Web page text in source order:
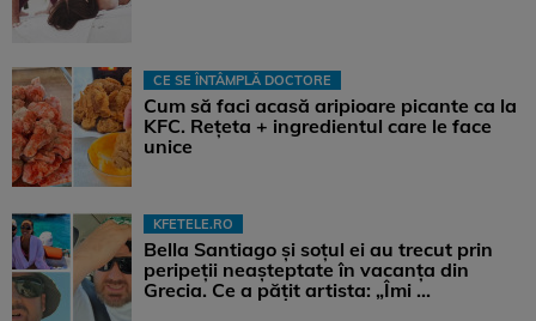
CE SE ÎNTÂMPLĂ DOCTORE
Cum să faci acasă aripioare picante ca la
KFC. Rețeta + ingredientul care le face
unice
KFETELE.RO
Bella Santiago și soțul ei au trecut prin
peripeții neașteptate în vacanța din
Grecia. Ce a pățit artista: „Îmi ...